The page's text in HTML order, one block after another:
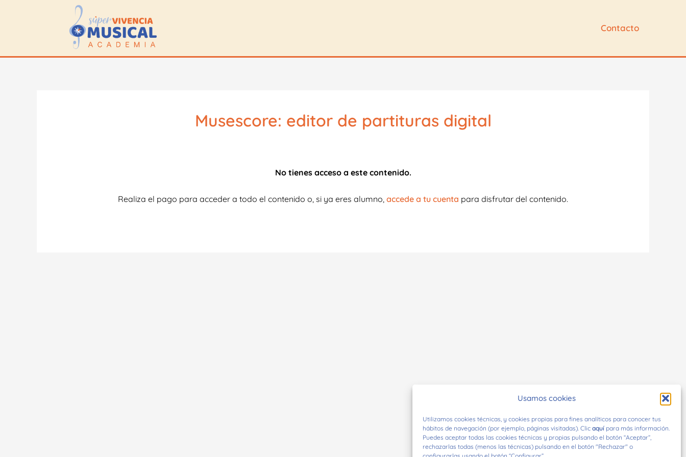
Usamos cookies
Utilizamos cookies técnicas, y cookies propias para fines analíticos para conocer tus
hábitos de navegación (por ejemplo, páginas visitadas). Clic aquí para más información.
Puedes aceptar todas las cookies técnicas y propias pulsando el botón “Aceptar”,
rechazarlas todas (menos las técnicas) pulsando en el botón "Rechazar" o
Contacto
Musescore: editor de partituras digital
No tienes acceso a este contenido.
Realiza el pago para acceder a todo el contenido o, si ya eres alumno, accede a tu cuenta para disfrutar del contenido.